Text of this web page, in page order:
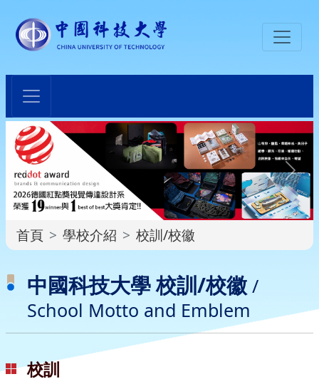
首頁 學校介紹
校訓/校徽
中國科技大學 校訓/校徽 /
School Motto and Emblem
校訓